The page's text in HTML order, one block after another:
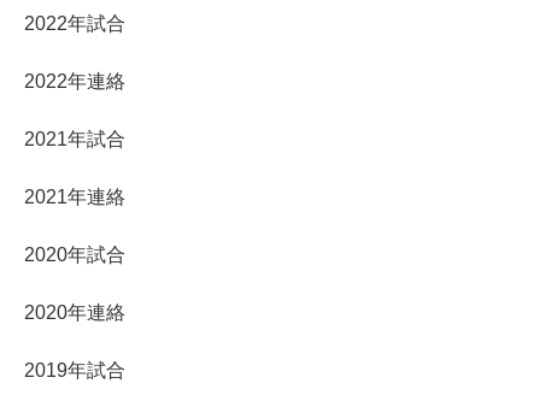
2022年試合
2022年連絡
2021年試合
2021年連絡
2020年試合
2020年連絡
2019年試合